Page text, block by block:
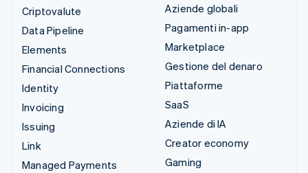
Criptovalute
Data Pipeline
Elements
Financial Connections
Identity
Invoicing
Issuing
Link
Managed Payments
Aziende globali
Pagamenti in-app
Marketplace
Gestione del denaro
Piattaforme
SaaS
Aziende di IA
Creator economy
Gaming